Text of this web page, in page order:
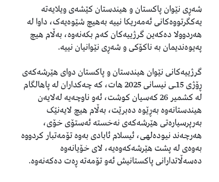
شەڕی نێوان پاکستان و هیندستان کێشەی ویلایەتە
یەکگرتووەکانی ئەمەریکا نییە بەهیچ شێوەیەک، داوا لە
هەردوولا دەکەین گرژییەکان کەم بکەنەوە، بەڵام هیچ
پەیوەندیمان بە ناکۆکی و شەڕی نێوانیان نییە.
گرژییەکانی نێوان هیندستان و پاکستان دوای هێرشەکەی
ڕۆژی 15ـی نیسانی 2025 هات، کە چەکداران لە پاهالگام
لە کشمیر 26 کەسیان کوشت، ئەو ناوچەیە لەلایەن
هیندستانەوە بەڕێوە دەبرێت، بەڵام هیچ لایەنێک
بەرپرسیارەتی هێرشەکەی نەخستە ئەستۆی خۆی،
هەرچەند نیودەلهی، ئیسلام ئابادی بەوە تۆمەتبار کردووە
بەوەی لە پشت هێرشەکەوەیە، لای خۆیانەوە
دەسەڵاتدارانی پاکستانیش ئەو تۆمەتە ڕەت دەکەنەوە.